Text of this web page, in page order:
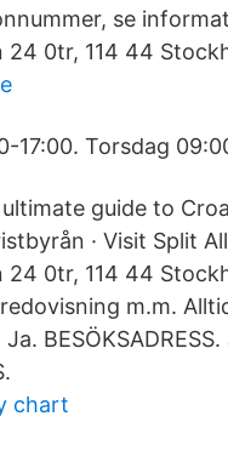
se
24 0tr, 114 44
17:00. Torsdag
guide to
· Visit Split
24 0tr, 114 44
m.m.
chart